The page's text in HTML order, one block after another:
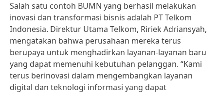
Salah satu contoh BUMN yang berhasil melakukan
inovasi dan transformasi bisnis adalah PT Telkom
Indonesia. Direktur Utama Telkom, Ririek Adriansyah,
mengatakan bahwa perusahaan mereka terus
berupaya untuk menghadirkan layanan-layanan baru
yang dapat memenuhi kebutuhan pelanggan. “Kami
terus berinovasi dalam mengembangkan layanan
digital dan teknologi informasi yang dapat